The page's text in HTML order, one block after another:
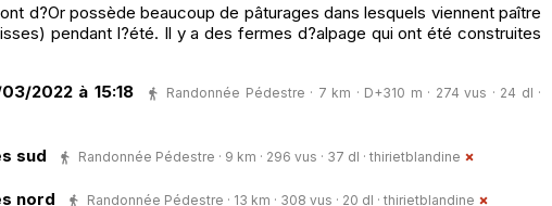
d?Or possède beaucoup de pâturages dans lesquels viennent paître
pendant l?été. Il y a des fermes d?alpage qui ont été construites
2022 à 15:18
Randonnée Pédestre · 7 km · D+310 m · 274 vus · 24 dl ·
sud Randonnée Pédestre · 9 km · 296 vus · 37 dl · thirietblandine
nord Randonnée Pédestre · 13 km · 308 vus · 20 dl · thirietblandine